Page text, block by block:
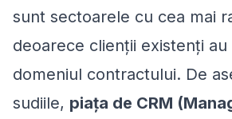
sunt sectoarele cu cea mai
deoarece clienții existenți au
domeniul contractului. De
sudiile, piața de CRM